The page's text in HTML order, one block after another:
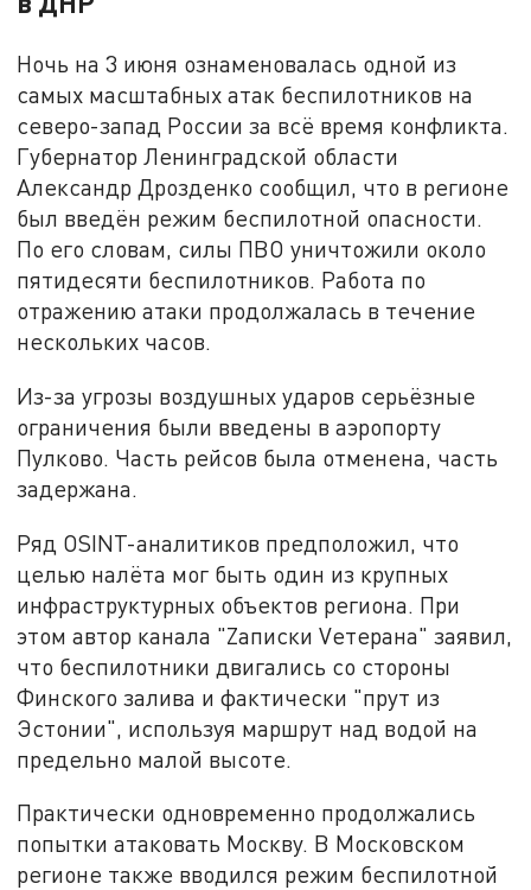
Ночь на 3 июня ознаменовалась одной из
самых масштабных атак беспилотников на
северо-запад России за всё время конфликта.
Губернатор Ленинградской области
Александр Дрозденко сообщил, что в регионе
был введён режим беспилотной опасности.
По его словам, силы ПВО уничтожили около
пятидесяти беспилотников. Работа по
отражению атаки продолжалась в течение
нескольких часов.
Из-за угрозы воздушных ударов серьёзные
ограничения были введены в аэропорту
Пулково. Часть рейсов была отменена, часть
задержана.
Ряд OSINT-аналитиков предположил, что
целью налёта мог быть один из крупных
инфраструктурных объектов региона. При
этом автор канала "Zаписки Vетерана" заявил,
что беспилотники двигались со стороны
Финского залива и фактически "прут из
Эстонии", используя маршрут над водой на
предельно малой высоте.
Практически одновременно продолжались
попытки атаковать Москву. В Московском
регионе также вводился режим беспилотной